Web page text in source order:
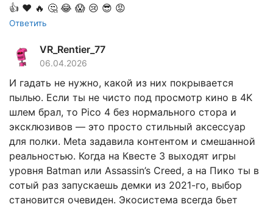
👍 ❤️ 🔥 🤔 😂 😱 😢 😎 😡
Ответить
VR_Rentier_77
06.04.2026
И гадать не нужно, какой из них покрывается
пылью. Если ты не чисто под просмотр кино в 4K
шлем брал, то Pico 4 без нормального стора и
эксклюзивов — это просто стильный аксессуар
для полки. Meta задавила контентом и смешанной
реальностью. Когда на Квесте 3 выходят игры
уровня Batman или Assassin’s Creed, а на Пико ты в
сотый раз запускаешь демки из 2021-го, выбор
становится очевиден. Экосистема всегда бьет